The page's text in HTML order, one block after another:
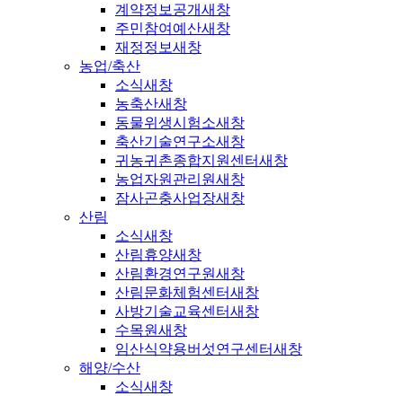
계약정보공개새창
주민참여예산새창
재정정보새창
농업/축산
소식새창
농축산새창
동물위생시험소새창
축산기술연구소새창
귀농귀촌종합지원센터새창
농업자원관리원새창
잠사곤충사업장새창
산림
소식새창
산림휴양새창
산림환경연구원새창
산림문화체험센터새창
사방기술교육센터새창
수목원새창
임산식약용버섯연구센터새창
해양/수산
소식새창